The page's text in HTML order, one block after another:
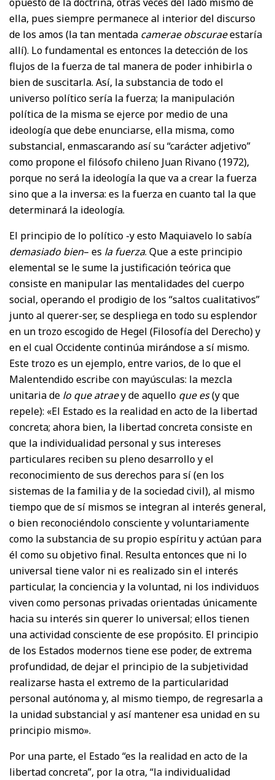
ella, pues siempre permanece al interior del discurso
de los amos (la tan mentada camerae obscuraeestaría
allí). Lo fundamental es entonces la detección de los
flujos de la fuerza de tal manera de poder inhibirla o
bien de suscitarla. Así, la substancia de todo el
universo político sería la fuerza; la manipulación
política de la misma se ejerce por medio de una
ideología que debe enunciarse, ella misma, como
substancial, enmascarando así su “carácter adjetivo”
como propone el filósofo chileno Juan Rivano (1972),
porque no será la ideología la que va a crear la fuerza
sino que a la inversa: es la fuerza en cuanto tal la que
determinará la ideología.
El principio de lo político -y esto Maquiavelo lo sabía
demasiado bien– es la fuerza. Que a este principio
elemental se le sume la justificación teórica que
consiste en manipular las mentalidades del cuerpo
social, operando el prodigio de los “saltos cualitativos”
junto al querer-ser, se despliega en todo su esplendor
en un trozo escogido de Hegel (Filosofía del Derecho) y
en el cual Occidente continúa mirándose a sí mismo.
Este trozo es un ejemplo, entre varios, de lo que el
Malentendido escribe con mayúsculas: la mezcla
unitaria de lo que atraey de aquello que es(y que
repele): «El Estado es la realidad en acto de la libertad
concreta; ahora bien, la libertad concreta consiste en
que la individualidad personal y sus intereses
particulares reciben su pleno desarrollo y el
reconocimiento de sus derechos para sí (en los
sistemas de la familia y de la sociedad civil), al mismo
tiempo que de sí mismos se integran al interés general,
o bien reconociéndolo consciente y voluntariamente
como la substancia de su propio espíritu y actúan para
él como su objetivo final. Resulta entonces que ni lo
universal tiene valor ni es realizado sin el interés
particular, la conciencia y la voluntad, ni los individuos
viven como personas privadas orientadas únicamente
hacia su interés sin querer lo universal; ellos tienen
una actividad consciente de ese propósito. El principio
de los Estados modernos tiene ese poder, de extrema
profundidad, de dejar el principio de la subjetividad
realizarse hasta el extremo de la particularidad
personal autónoma y, al mismo tiempo, de regresarla a
la unidad substancial y así mantener esa unidad en su
principio mismo».
Por una parte, el Estado “es la realidad en acto de la
libertad concreta”, por la otra, “la individualidad